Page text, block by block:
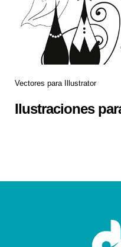
Vectores para Illustrator
Ilustraciones